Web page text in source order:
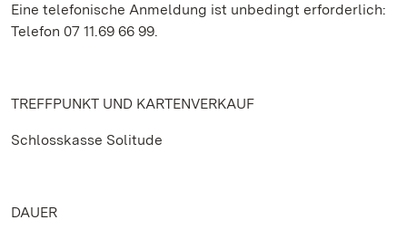
Eine telefonische Anmeldung ist unbedingt erforderlich:
Telefon 07 11.69 66 99.
TREFFPUNKT UND KARTENVERKAUF
Schlosskasse Solitude
DAUER